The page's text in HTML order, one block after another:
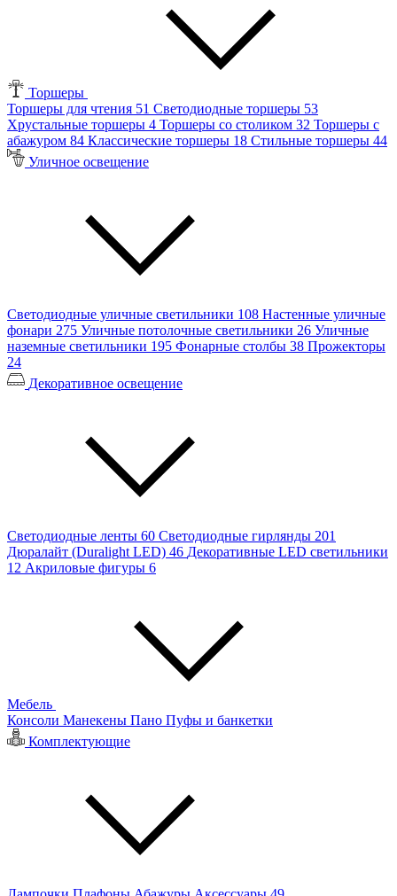
Торшеры
Торшеры для чтения 51 Светодиодные торшеры 53
Хрустальные торшеры 4 Торшеры со столиком 32 Торшеры с
абажуром 84 Классические торшеры 18 Стильные торшеры 44
Уличное освещение
Светодиодные уличные светильники 108 Настенные уличные
фонари 275 Уличные потолочные светильники 26 Уличные
наземные светильники 195 Фонарные столбы 38 Прожекторы
24
Декоративное освещение
Светодиодные ленты 60 Светодиодные гирлянды 201
Дюралайт (Duralight LED) 46 Декоративные LED светильники
12 Акриловые фигуры 6
Мебель
Консоли Манекены Пано Пуфы и банкетки
Комплектующие